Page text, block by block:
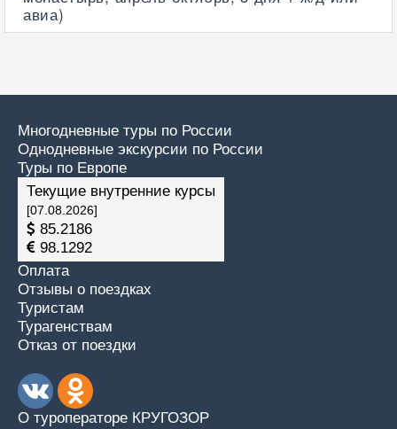
авиа)
Многодневные туры по России
Однодневные экскурсии по России
Туры по Европе
Текущие внутренние курсы
[07.08.2026]
85.2186
98.1292
Оплата
Отзывы о поездках
Туристам
Турагенствам
Отказ от поездки
О туроператоре КРУГОЗОР